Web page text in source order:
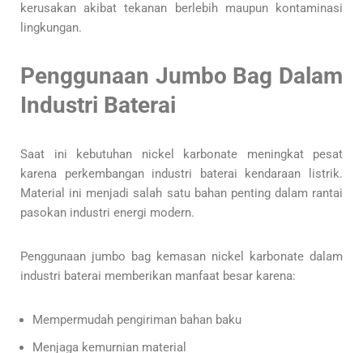
kerusakan akibat tekanan berlebih maupun kontaminasi
lingkungan.
Penggunaan Jumbo Bag Dalam
Industri Baterai
Saat ini kebutuhan nickel karbonate meningkat pesat
karena perkembangan industri baterai kendaraan listrik.
Material ini menjadi salah satu bahan penting dalam rantai
pasokan industri energi modern.
Penggunaan jumbo bag kemasan nickel karbonate dalam
industri baterai memberikan manfaat besar karena:
Mempermudah pengiriman bahan baku
Menjaga kemurnian material